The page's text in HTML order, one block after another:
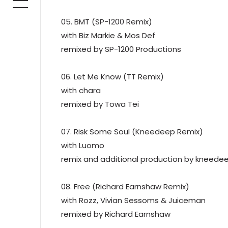
05. BMT (SP-1200 Remix)
with Biz Markie & Mos Def
remixed by SP-1200 Productions
06. Let Me Know (TT Remix)
with chara
remixed by Towa Tei
07. Risk Some Soul (Kneedeep Remix)
with Luomo
remix and additional production by
08. Free (Richard Earnshaw Remix)
with Rozz, Vivian Sessoms & Juiceman
remixed by Richard Earnshaw